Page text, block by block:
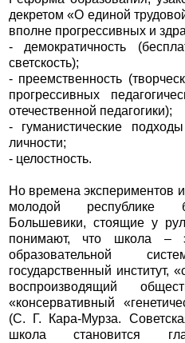
декретом «О единой
вполне прогрессивных и
- демократичность
светскость);
- преемственность
прогрессивных
отечественной педагогики);
- гуманистические
личности;
- целостность.
Но времена экспериментов
молодой республике
Большевики, стоящие у
понимают, что школа –
образовательной
государственный институт,
воспроизводящий
«консервативный
(С. Г. Кара-Мурза.
школа становится